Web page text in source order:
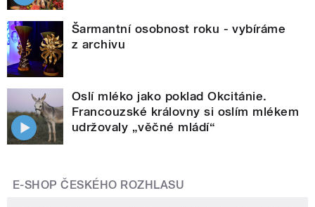
Šarmantní osobnost roku - vybíráme
z archivu
Oslí mléko jako poklad Okcitánie.
Francouzské královny si oslím mlékem
udržovaly „věčné mládí“
E-SHOP ČESKÉHO ROZHLASU